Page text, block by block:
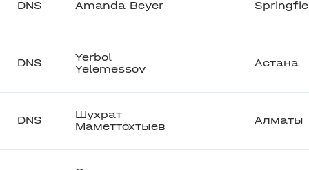
DNS Amanda Beyer
DNS
Yerbol
Yelemessov
Астана
DNS
Шухрат
Маметтохтыев
Алматы